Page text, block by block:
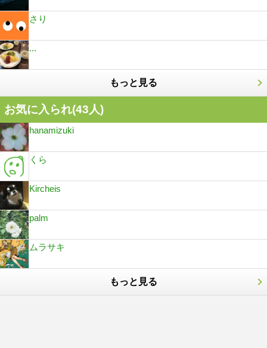
さり
...
もっと見る
お気に入られ(43人)
hanamizuki
くら
Kircheis
palm
ムラサキ
もっと見る